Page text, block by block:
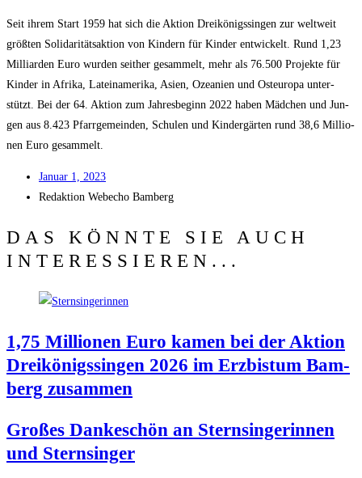
Seit ihrem Start 1959 hat sich die Akti­on Drei­kö­nigs­sin­gen zur welt­weit
größ­ten Soli­da­ri­täts­ak­ti­on von Kin­dern für Kin­der ent­wi­ckelt. Rund 1,23
Mil­li­ar­den Euro wur­den seit­her gesam­melt, mehr als 76.500 Pro­jek­te für
Kin­der in Afri­ka, Latein­ame­ri­ka, Asi­en, Ozea­ni­en und Ost­eu­ro­pa unter­
stützt. Bei der 64. Akti­on zum Jah­res­be­ginn 2022 haben Mäd­chen und Jun­
gen aus 8.423 Pfarr­ge­mein­den, Schu­len und Kin­der­gär­ten rund 38,6 Mil­lio­
nen Euro gesammelt.
Janu­ar 1, 2023
Redak­ti­on Web­echo Bamberg
DAS KÖNNTE SIE AUCH
INTERESSIEREN...
1,75 Mil­lio­nen Euro kamen bei der Akti­on
Drei­kö­nigs­sin­gen 2026 im Erz­bis­tum Bam­
berg zusammen
Gro­ßes Dan­ke­schön an Stern­sin­ge­rin­nen
und Sternsinger